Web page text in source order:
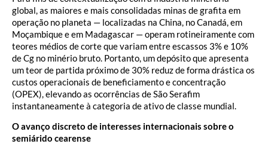
global, as maiores e mais consolidadas minas de grafita em
operação no planeta — localizadas na China, no Canadá, em
Moçambique e em Madagascar — operam rotineiramente com
teores médios de corte que variam entre escassos 3% e 10%
de Cg no minério bruto. Portanto, um depósito que apresenta
um teor de partida próximo de 30% reduz de forma drástica os
custos operacionais de beneficiamento e concentração
(OPEX), elevando as ocorrências de São Serafim
instantaneamente à categoria de ativo de classe mundial.
O avanço discreto de interesses internacionais sobre o
semiárido cearense